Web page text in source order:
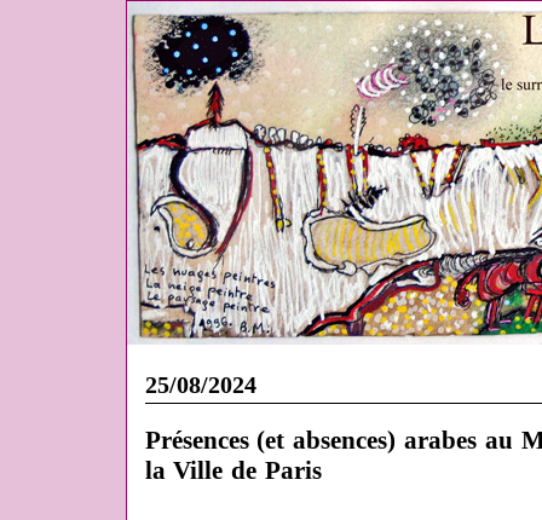
25/08/2024
Présences (et absences) arabes au
la Ville de Paris